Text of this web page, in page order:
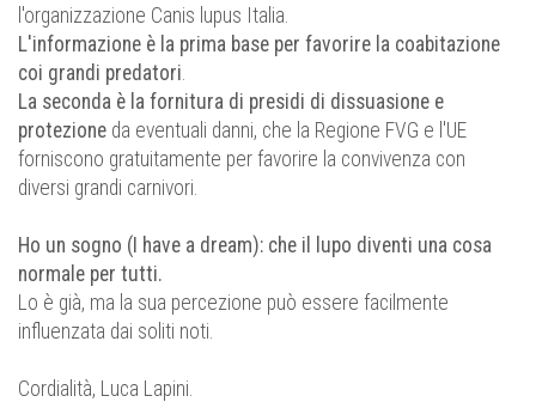
l'organizzazione Canis lupus Italia.
L'informazione è la prima base per favorire la coabitazione
coi grandi predatori
La seconda è la fornitura di presidi di dissuasione e
protezione da eventuali danni, che la Regione FVG e l'UE
forniscono gratuitamente per favorire la convivenza con
diversi grandi carnivori.
Ho un sogno (I have a dream): che il lupo diventi una cosa
normale per tutti.
Lo è già, ma la sua percezione può essere facilmente
influenzata dai soliti noti.
Cordialità, Luca Lapini.